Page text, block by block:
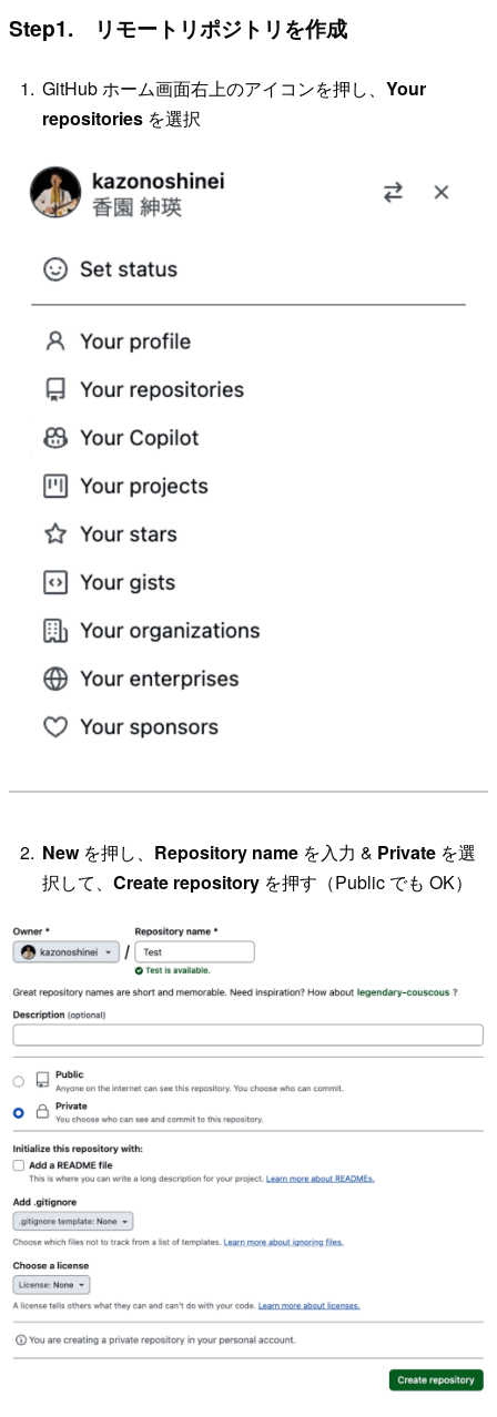
Step1. リモートリポジトリを作成
GitHub ホーム画面右上のアイコンを押し、Your
repositories を選択
Newを押し、 Repository name を入力 & Private を選
択して、Create repository を押す（Public でも OK）